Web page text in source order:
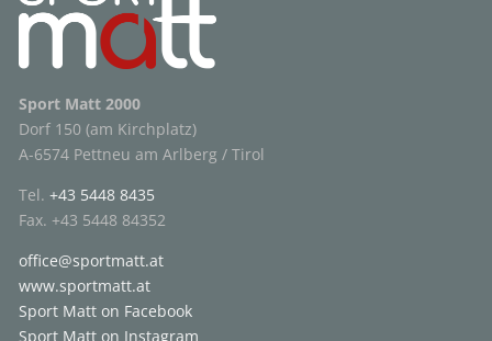
Sport Matt 2000
Dorf 150 (am Kirchplatz)
A-6574 Pettneu am Arlberg / Tirol
Tel.+43 5448 8435
Fax. +43 5448 84352
office@sportmatt.at
www.sportmatt.at
Sport Matt on Facebook
Sport Matt on Instagram